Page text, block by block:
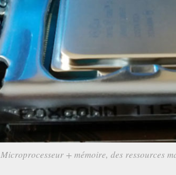
Microprocesseur + mémoire, des ressources